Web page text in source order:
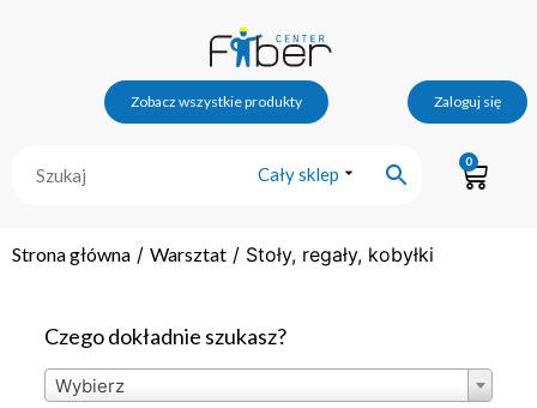
Zobacz wszystkie produkty Zaloguj się
Cały sklep
0
Strona główna / Warsztat / Stoły, regały, kobyłki
Czego dokładnie szukasz?
Wybierz